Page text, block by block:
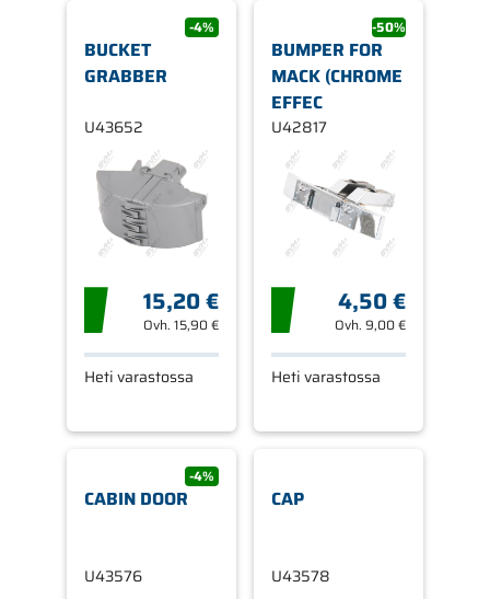
-4%
BUCKET
GRABBER
U43652
15,20 €
Ovh. 15,90 €
Heti varastossa
-50%
BUMPER FOR
MACK (CHROME
EFFEC
U42817
4,50 €
Ovh.9,00 €
Heti varastossa
-4%
CABIN DOOR
U43576
CAP
U43578